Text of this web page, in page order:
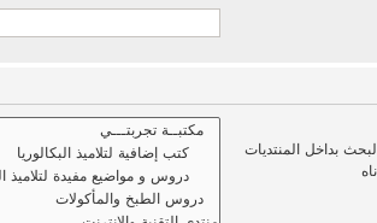
بداخل المنتديات